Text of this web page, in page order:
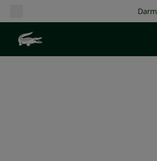
Darmowa dostawa